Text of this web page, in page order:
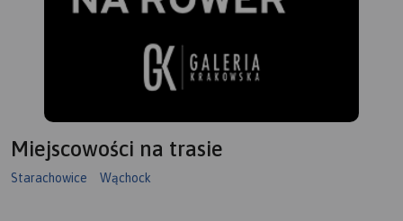
Miejscowości na trasie
Starachowice Wąchock